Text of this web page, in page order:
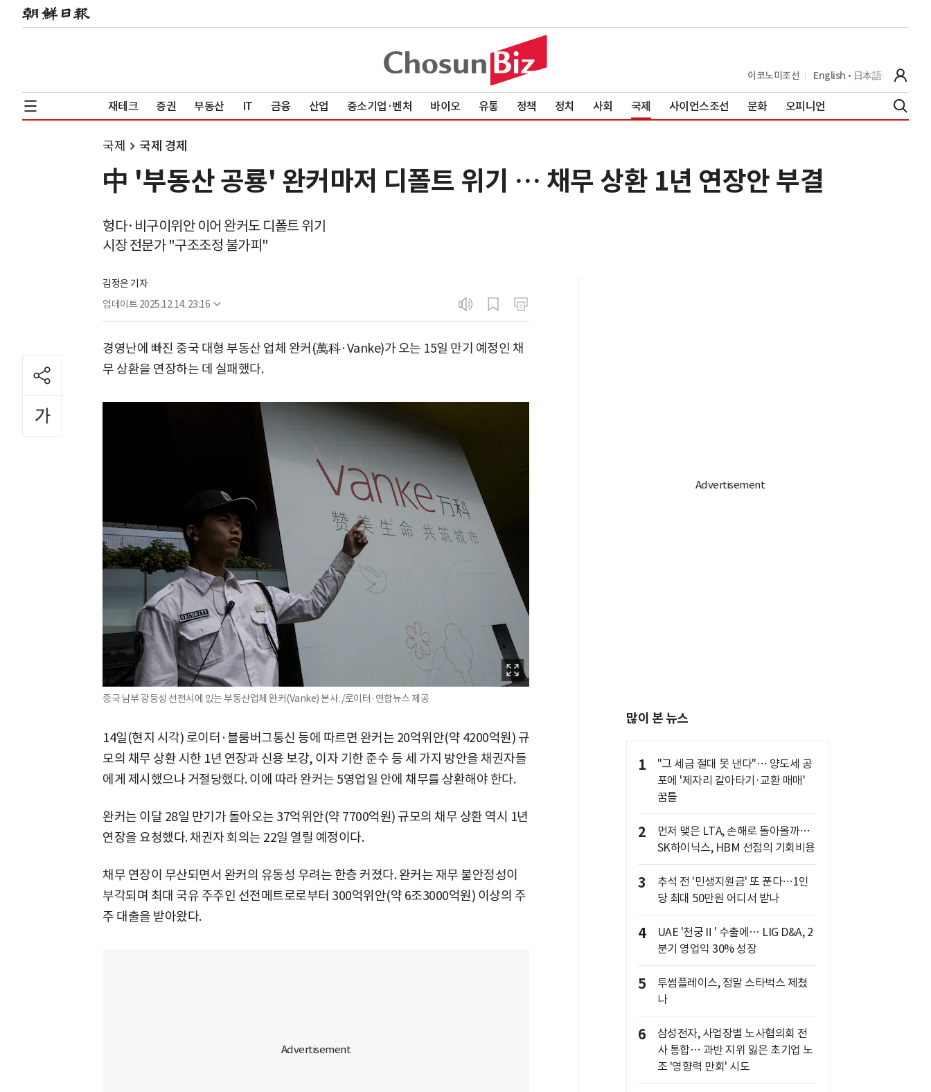
이코노미조선 English 日本語
재테크 증권 부동산 IT 금융 산업 중소기업·벤처 바이오 유통 정책 정치 사회 국제 사이언스조선 문화 오피니언
국제 국제 경제
中 '부동산 공룡' 완커마저 디폴트 위기 … 채무 상환 1년 연장안 부결
헝다·비구이위안 이어 완커도 디폴트 위기
시장 전문가 "구조조정 불가피"
김정은 기자
업데이트 2025.12.14. 23:16
경영난에 빠진 중국 대형 부동산 업체 완커(萬科·Vanke)가 오는 15일 만기 예정인 채
무 상환을 연장하는 데 실패했다.
중국 남부 광둥성 선전시에 있는 부동산업체 완커(Vanke) 본사. /로이터·연합뉴스 제공
14일(현지 시각) 로이터·블룸버그통신 등에 따르면 완커는 20억위안(약 4200억원) 규
모의 채무 상환 시한 1년 연장과 신용 보강, 이자 기한 준수 등 세 가지 방안을 채권자들
에게 제시했으나 거절당했다. 이에 따라 완커는 5영업일 안에 채무를 상환해야 한다.
완커는 이달 28일 만기가 돌아오는 37억위안(약 7700억원) 규모의 채무 상환 역시 1년
연장을 요청했다. 채권자 회의는 22일 열릴 예정이다.
채무 연장이 무산되면서 완커의 유동성 우려는 한층 커졌다. 완커는 재무 불안정성이
부각되며 최대 국유 주주인 선전메트로로부터 300억위안(약 6조3000억원) 이상의 주
주 대출을 받아왔다.
많이 본 뉴스
1
"그 세금 절대 못 낸다"… 양도세 공
포에 '제자리 갈아타기·교환 매매'
꿈틀
2
먼저 맺은 LTA, 손해로 돌아올까…
SK하이닉스, HBM 선점의 기회비용
3
추석 전 '민생지원금' 또 푼다…1인
당 최대 50만원 어디서 받나
4
UAE '천궁Ⅱ' 수출에… LIG D&A, 2
분기 영업익 30% 성장
5
투썸플레이스, 정말 스타벅스 제쳤
나
6
삼성전자, 사업장별 노사협의회 전
사 통합… 과반 지위 잃은 초기업 노
조 '영향력 만회' 시도